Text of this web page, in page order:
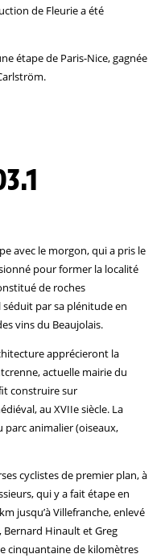
de Fleurie a été
étape de Paris-Nice, gagnée
avec le morgon, qui a pris le
pour former la localité
de roches
par sa plénitude en
vins du Beaujolais.
apprécieront la
actuelle mairie du
construire sur
au XVIIe siècle. La
animalier (oiseaux,
cyclistes de premier plan, à
qui y a fait étape en
jusqu’à Villefranche, enlevé
Bernard Hinault et Greg
cinquantaine de kilomètres